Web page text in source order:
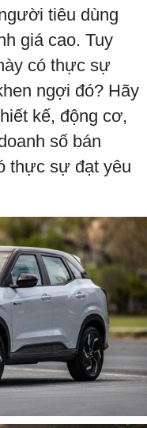
tiêu dùng
giá cao. Tuy
có thực sự
ngợi đó? Hãy
kế, động cơ,
số bán
thực sự đạt yêu